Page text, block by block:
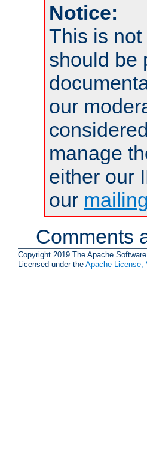
Notice:
This is
should be
our
manage
either our
our
Comments
Copyright 2019 The Apache
Licensed under the Apache License,